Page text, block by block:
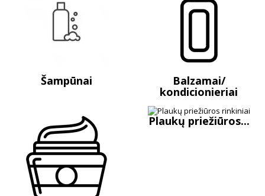
Šampūnai Balzamai/
kondicionieriai
Plaukų priežiūros...